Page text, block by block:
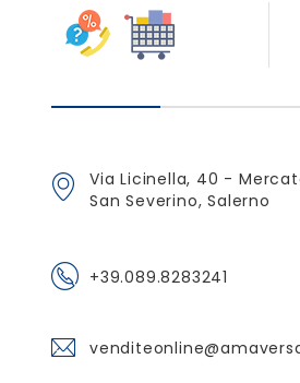
Via Licinella, 40 -
San Severino, Salerno
+39.089.8283241